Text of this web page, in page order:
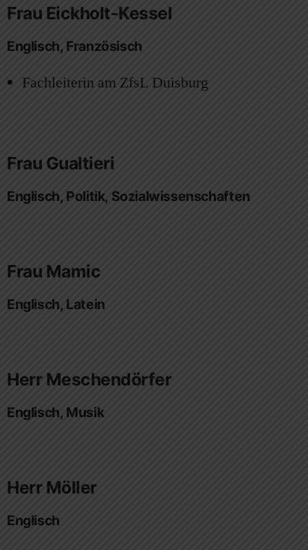
Frau Eickholt-Kessel
Englisch, Französisch
Fachleiterin am ZfsL Duisburg
Frau Gualtieri
Englisch, Politik, Sozialwissenschaften
Frau Mamic
Englisch, Latein
Herr Meschendörfer
Englisch, Musik
Herr Möller
Englisch